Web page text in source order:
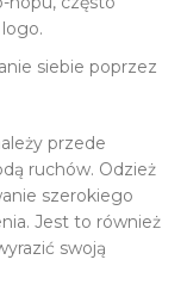
siebie poprzez
przede
ruchów. Odzież
szerokiego
Jest to również
swoją